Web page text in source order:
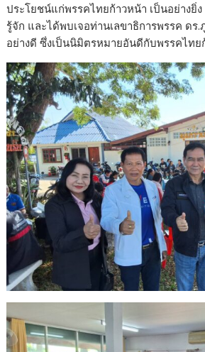
ประโยชน์แก่พรรคไทยก้าวหน้า เป็นอย่างยิ่
รู้จัก และได้พบเจอท่านเลขาธิการพรรค ดร
อย่างดี ซึ่งเป็นนิมิตรหมายอันดีกับพรรคไทย